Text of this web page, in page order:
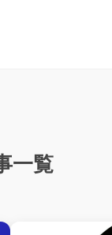
ディア
一覧